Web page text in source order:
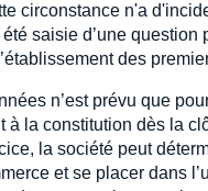
circonstance n'a
saisie d’une
des
n’est prévu que
à la constitution dès la
la société peut
et se placer dans